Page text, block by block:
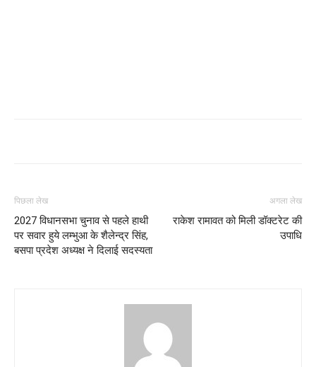
पिछला लेख
2027 विधानसभा चुनाव से पहले हाथी
पर सवार हुये लम्भुआ के शैलेन्द्र सिंह,
बसपा प्रदेश अध्यक्ष ने दिलाई सदस्यता
अगला लेख
राकेश रामावत को मिली डॉक्टरेट की
उपाधि